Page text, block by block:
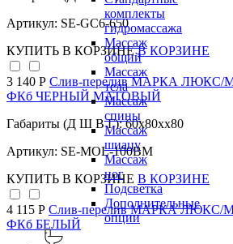
комплекты
гидромассажа
Массаж
общий
Массаж
тела
Массаж
спины
Массаж
шиацу
Массаж
ног
Подсветка
Дополнительные
опции
Артикул: SE-GC6-650
КУПИТЬ В КОРЗИНЕ В КОРЗИНЕ
3 140 Р Слив-перелив МАРКА ЛЮКС/
ФКб ЧЕРНЫЙ МАТОВЫЙ
Габариты (Д Ш В Г): 60x80xx80
Артикул: SE-MOL-100BM
КУПИТЬ В КОРЗИНЕ В КОРЗИНЕ
4 115 Р Слив-перелив МАРКА ЛЮКС/
ФКб БЕЛЫЙ